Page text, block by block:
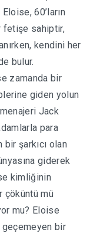
60’ların
fetişe sahiptir,
kendini her
bulur.
zamanda bir
giden yolun
Jack
para
bir şarkıcı olan
giderek
kimliğinin
çöküntü mü
mu? Eloise
geçemeyen bir